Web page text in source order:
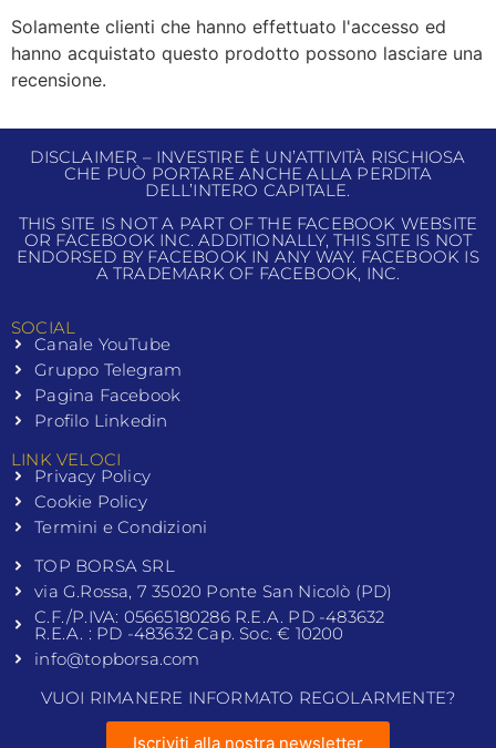
Solamente clienti che hanno effettuato l'accesso ed
hanno acquistato questo prodotto possono lasciare una
recensione.
DISCLAIMER – INVESTIRE È UN’ATTIVITÀ RISCHIOSA
CHE PUÒ PORTARE ANCHE ALLA PERDITA
DELL’INTERO CAPITALE.
THIS SITE IS NOT A PART OF THE FACEBOOK WEBSITE
OR FACEBOOK INC. ADDITIONALLY, THIS SITE IS NOT
ENDORSED BY FACEBOOK IN ANY WAY. FACEBOOK IS
A TRADEMARK OF FACEBOOK, INC.
SOCIAL
Canale YouTube
Gruppo Telegram
Pagina Facebook
Profilo Linkedin
LINK VELOCI
Privacy Policy
Cookie Policy
Termini e Condizioni
TOP BORSA SRL
via G.Rossa, 7 35020 Ponte San Nicolò (PD)
C.F./P.IVA: 05665180286 R.E.A. PD -483632
R.E.A. : PD -483632 Cap. Soc. € 10200
info@topborsa.com
VUOI RIMANERE INFORMATO REGOLARMENTE?
Iscriviti alla nostra newsletter